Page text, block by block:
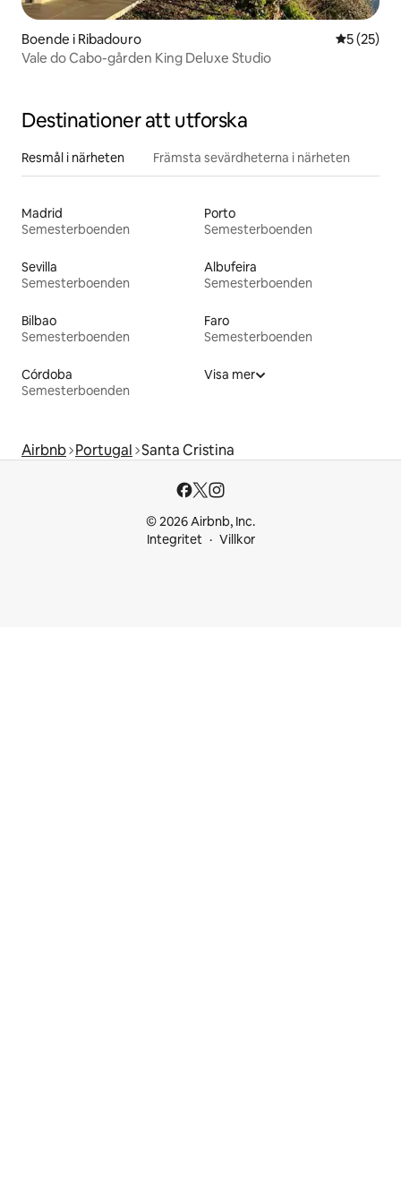
Boende i Ribadouro 5 av 5 i
5 (25)
Vale do Cabo-gården King Deluxe Studio
Destinationer att utforska
Resmål i närheten Främsta sevärdheterna i närheten
Madrid
Semesterboenden
Porto
Semesterboenden
Sevilla
Semesterboenden
Albufeira
Semesterboenden
Bilbao
Semesterboenden
Faro
Semesterboenden
Córdoba
Semesterboenden
Visa mer
Airbnb Portugal Santa Cristina
© 2026 Airbnb, Inc.
Integritet
Villkor